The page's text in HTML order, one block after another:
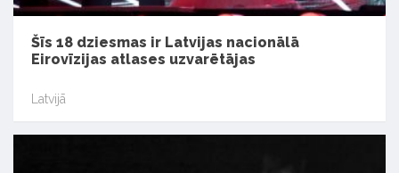
Šīs 18 dziesmas ir Latvijas nacionālā
Eirovīzijas atlases uzvarētājas
Latvijā